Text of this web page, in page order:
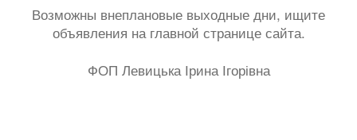
Возможны внеплановые выходные дни, ищите
объявления на главной странице сайта.
ФОП Левицька Ірина Ігорівна